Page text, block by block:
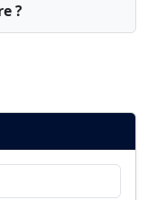
?